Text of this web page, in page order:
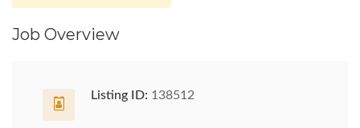
Job Overview
Listing ID: 138512